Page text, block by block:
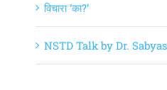
विचारा ‘का?’
NSTD Talk by Dr.